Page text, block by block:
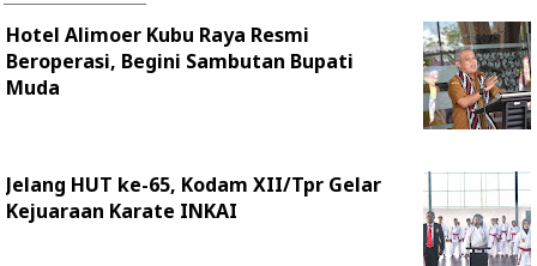
Hotel Alimoer Kubu Raya Resmi
Beroperasi, Begini Sambutan Bupati
Muda
Jelang HUT ke-65, Kodam XII/Tpr Gelar
Kejuaraan Karate INKAI